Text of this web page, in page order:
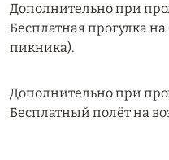
Дополнительно при
Бесплатная прогулка
пикника).
Дополнительно при
Бесплатный полёт на